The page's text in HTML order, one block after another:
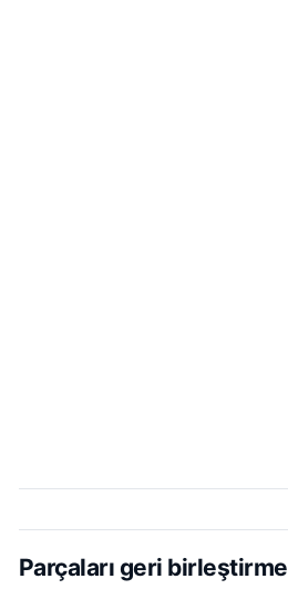
Parçaları geri birleştirme